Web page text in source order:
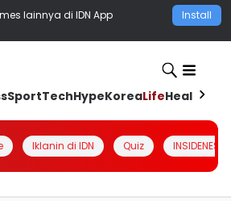
lainnya di IDN App Install
SportTechHypeKoreaLifeHealth
Iklanin di IDN Quiz INSIDENESIA